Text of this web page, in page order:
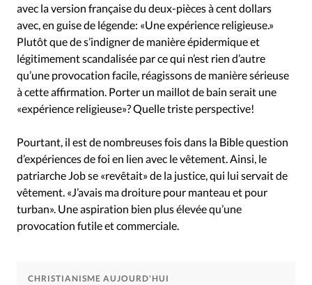
avec la version française du deux-pièces à cent dollars
avec, en guise de légende: «Une expérience religieuse.»
Plutôt que de s’indigner de manière épidermique et
légitimement scandalisée par ce qui n’est rien d’autre
qu’une provocation facile, réagissons de manière sérieuse
à cette affirmation. Porter un maillot de bain serait une
«expérience religieuse»? Quelle triste perspective!
Pourtant, il est de nombreuses fois dans la Bible question
d’expériences de foi en lien avec le vêtement. Ainsi, le
patriarche Job se «revêtait» de la justice, qui lui servait de
vêtement. «J’avais ma droiture pour manteau et pour
turban». Une aspiration bien plus élevée qu’une
provocation futile et commerciale.
CHRISTIANISME AUJOURD'HUI